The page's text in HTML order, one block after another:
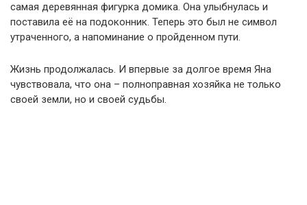
самая деревянная фигурка домика. Она улыбнулась и
поставила её на подоконник. Теперь это был не символ
утраченного, а напоминание о пройденном пути.
Жизнь продолжалась. И впервые за долгое время Яна
чувствовала, что она – полноправная хозяйка не только
своей земли, но и своей судьбы.